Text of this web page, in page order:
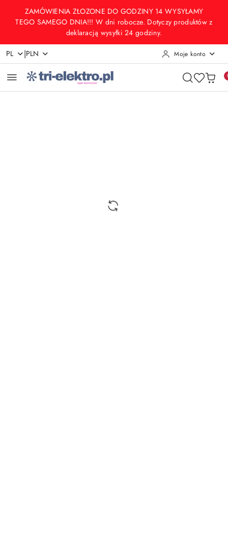
Przejdź do treści głównej
Przejdź do wyszukiwarki
Przejdź do moje konto
Przejdź do menu głównego
Przejdź do opisu produktu
Przejdź do stopki
ZAMÓWIENIA ZŁOZONE DO GODZINY 14 WYSYŁAMY
TEGO SAMEGO DNIA!!! W dni robocze. Dotyczy produktów z
deklaracją wysyłki 24 godziny.
PL |PLN Moje konto